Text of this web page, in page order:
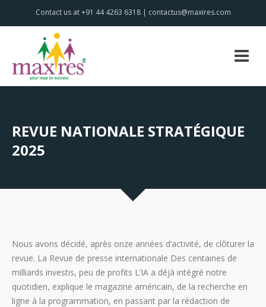
Contact us at +91 44 4263 6318 | contactus@maxires.com
REVUE NATIONALE STRATÉGIQUE
2025
Nous avons déci­dé, après onze années d’ac­ti­vi­té, de clô­tu­rer la
revue. La Revue de presse internationale Des centaines de
milliards investis, peu de profits L’IA a déjà intégré notre
quotidien, explique le magazine américain, de la recherche en
ligne à la programmation, en passant par la rédaction de